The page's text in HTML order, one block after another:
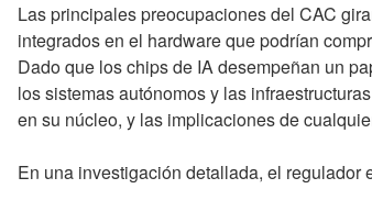
Las principales preocupaciones del CAC
integrados en el hardware que podrían
Dado que los chips de IA desempeñan un
los sistemas autónomos y las
en su núcleo, y las implicaciones de
En una investigación detallada, el regulador